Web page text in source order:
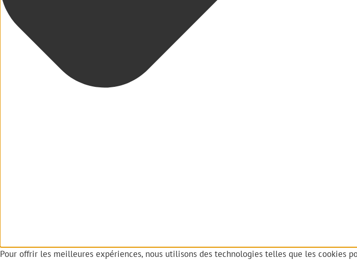
Pour offrir les meilleures expériences, nous utilisons des technologies telles que les cookies